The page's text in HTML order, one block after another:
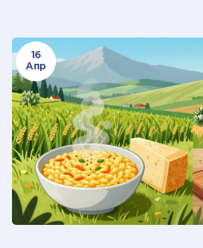
16
Апр